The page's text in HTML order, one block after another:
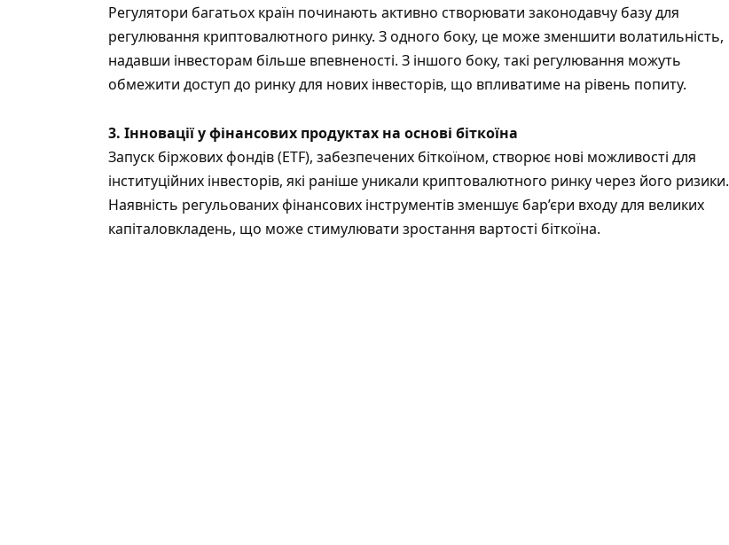
Регулятори багатьох країн починають активно створювати законодавчу базу для
регулювання криптовалютного ринку. З одного боку, це може зменшити волатильність,
надавши інвесторам більше впевненості. З іншого боку, такі регулювання можуть
обмежити доступ до ринку для нових інвесторів, що впливатиме на рівень попиту.
3. Інновації у фінансових продуктах на основі біткоїна
Запуск біржових фондів (ETF), забезпечених біткоїном, створює нові можливості для
інституційних інвесторів, які раніше уникали криптовалютного ринку через його ризики.
Наявність регульованих фінансових інструментів зменшує бар’єри входу для великих
капіталовкладень, що може стимулювати зростання вартості біткоїна.